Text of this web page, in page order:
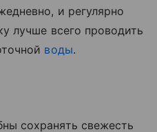
и регулярно
лучше всего проводить
воды.
сохранять свежесть